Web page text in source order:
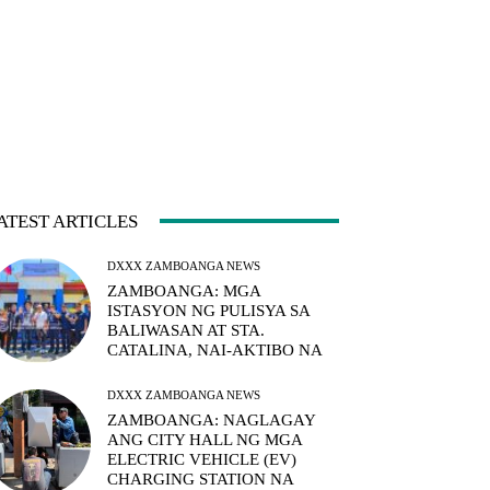
ARTICLES
DXXX ZAMBOANGA NEWS
ZAMBOANGA: MGA
ISTASYON NG PULISYA SA
BALIWASAN AT STA.
CATALINA, NAI-AKTIBO NA
DXXX ZAMBOANGA NEWS
ZAMBOANGA: NAGLAGAY
ANG CITY HALL NG MGA
ELECTRIC VEHICLE (EV)
CHARGING STATION NA